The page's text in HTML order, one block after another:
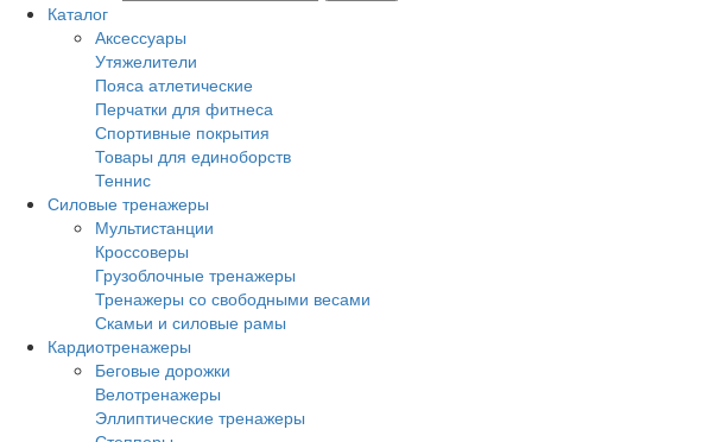
Каталог
Аксессуары
Утяжелители
Пояса атлетические
Перчатки для фитнеса
Спортивные покрытия
Товары для единоборств
Теннис
Силовые тренажеры
Мультистанции
Кроссоверы
Грузоблочные тренажеры
Тренажеры со свободными весами
Скамьи и силовые рамы
Кардиотренажеры
Беговые дорожки
Велотренажеры
Эллиптические тренажеры